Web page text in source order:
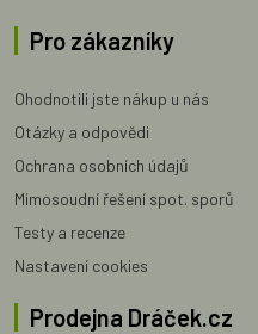
Pro zákazníky
Ohodnotili jste nákup u nás
Otázky a odpovědi
Ochrana osobních údajů
Mimosoudní řešení spot. sporů
Testy a recenze
Nastavení cookies
Prodejna Dráček.cz